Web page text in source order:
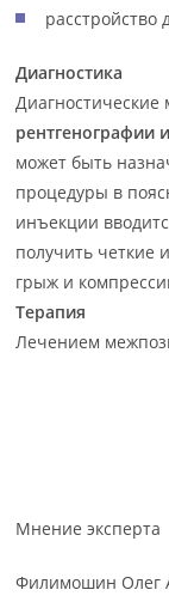
Диагностика
рентгенографии
может быть
процедуры в
инъекции
получить четкие
грыж и
Терапия
Лечением
Мнение эксперта
Филимошин Олег